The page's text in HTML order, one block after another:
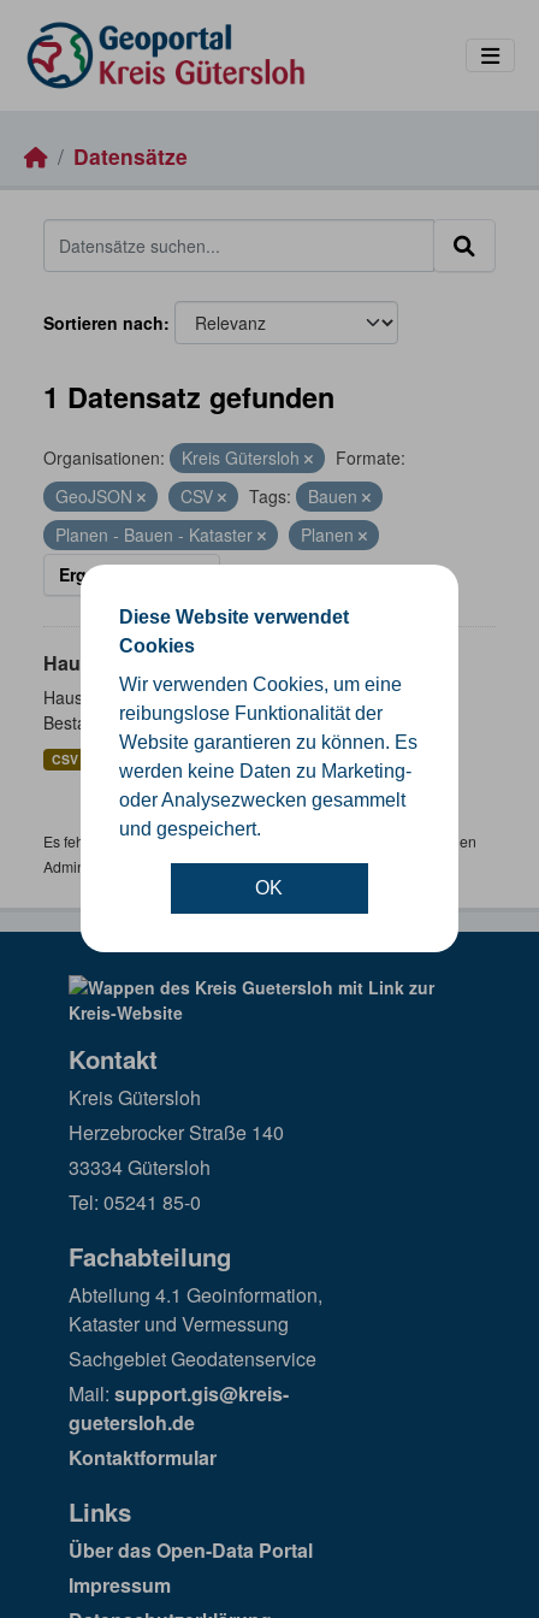
Diese Website verwendet
Cookies
Wir verwenden Cookies, um eine
reibungslose Funktionalität der
Website garantieren zu können. Es
werden keine Daten zu Marketing-
oder Analysezwecken gesammelt
und gespeichert.
OK
Datensätze
Sortieren nach
1 Datensatz gefunden
Organisationen: Kreis Gütersloh
Formate:
GeoJSON
CSV Tags:
Bauen
Planen - Bauen - Kataster
Planen
Ergebnisse filtern
Hausnummernkoordinaten
Hausnummernkoordinaten abgeleitet aus dem ALKIS-
Bestand
CSV GeoJSON SHP
Es fehlen spezifische Datensätze? Wenden Sie sich bitte an einen
Administrator unter:support.gis@kreis-guetersloh.de
Kontakt
Kreis Gütersloh
Herzebrocker Straße 140
33334 Gütersloh
Tel: 05241 85-0
Fachabteilung
Abteilung 4.1 Geoinformation,
Kataster und Vermessung
Sachgebiet Geodatenservice
Mail: support.gis@kreis-
guetersloh.de
Kontaktformular
Links
Über das Open-Data Portal
Impressum